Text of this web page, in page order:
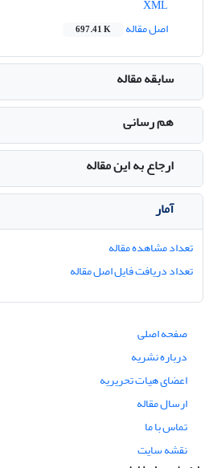
اصل مقاله
697.41 K
سابقه مقاله
هم رسانی
ارجاع به این مقاله
آمار
تعداد مشاهده مقاله
تعداد دریافت فایل اصل مقاله
صفحه اصلی
درباره نشریه
اعضای هیات تحریریه
ارسال مقاله
تماس با ما
نقشه سایت